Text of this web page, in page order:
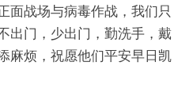
面战场与病毒作战，我们只
出门，少出门，勤洗手，戴
麻烦，祝愿他们平安早日凯